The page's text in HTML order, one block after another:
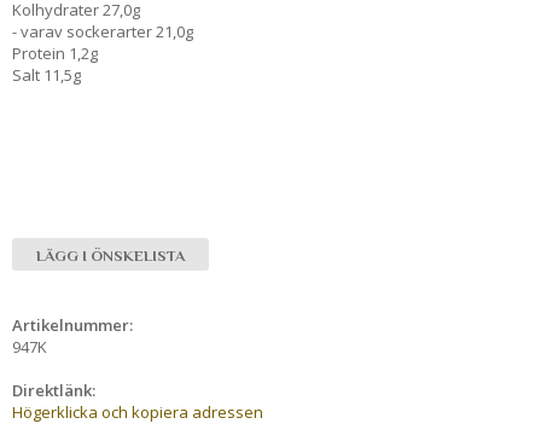
Kolhydrater 27,0g
- varav sockerarter 21,0g
Protein 1,2g
Salt 11,5g
LÄGG I ÖNSKELISTA
Artikelnummer:
947K
Direktlänk:
Högerklicka och kopiera adressen